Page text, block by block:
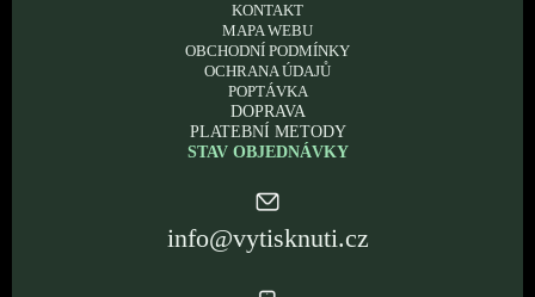
KONTAKT
MAPA WEBU
OBCHODNÍ PODMÍNKY
OCHRANA ÚDAJŮ
POPTÁVKA
DOPRAVA
PLATEBNÍ METODY
STAV OBJEDNÁVKY
info@vytisknuti.cz